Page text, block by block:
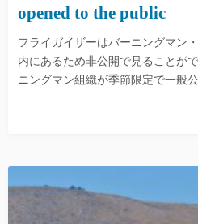
opened to the public
フライガイザーはバーニングマン
内にあるため非公開で見ることが
ニングマン組織が季節限定で一般